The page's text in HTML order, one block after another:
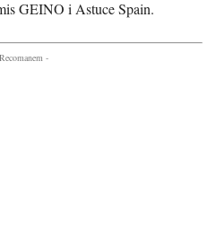
GEINO i Astuce Spain.
-